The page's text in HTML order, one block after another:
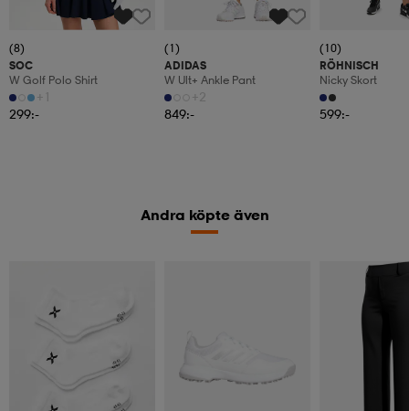
(8)
SOC
W Golf Polo Shirt
+1
299:-
(1)
ADIDAS
W Ult+ Ankle Pant
+2
849:-
(10)
RÖHNISCH
Nicky Skort
599:-
Andra köpte även